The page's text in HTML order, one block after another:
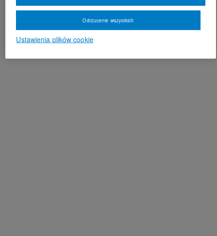
Ustawienia plików cookie
Odrzucenie wszystkich